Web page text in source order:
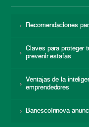
Recomendaciones
Claves para proteger
prevenir estafas
Ventajas de la
emprendedores
BanescoInnova